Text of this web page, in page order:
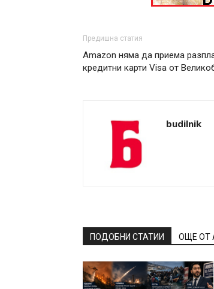
Предишна статия
Amazon няма да приема
кредитни карти Visa от
budilnik
ПОДОБНИ СТАТИИ ОЩЕ ОТ